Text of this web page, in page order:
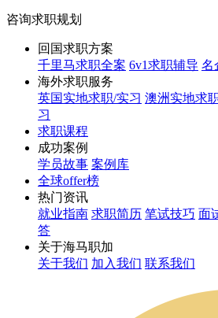
咨询求职规划
回国求职方案
千里马求职全案 6v1求职辅导 名
海外求职服务
英国实地求职/实习 澳洲实地求
习
求职课程
成功案例
学员故事 案例库
全球offer榜
热门资讯
就业指南 求职简历 笔试技巧 面
答
关于海马职加
关于我们 加入我们 联系我们